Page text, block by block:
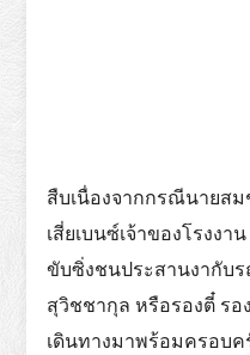
สืบเนื่องจากกรณีนายส
เสี่ยเบนซ์เจ้าของโรงง
ขับซิ่งชนประสานงากับ
สุวิชชากุล หรือรองตี๋ รอ
เดินทางมาพร้อมครอบ